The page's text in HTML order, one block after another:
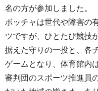
名の方が参加しました。
ボッチャは世代や障害の
ツですが、ひとたび競技
据えた守りの一投と、各
ゲームとなり、体育館内
審判団のスポーツ推進員